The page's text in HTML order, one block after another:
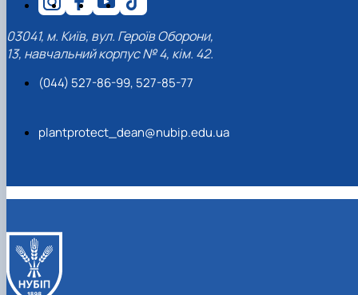
03041, м. Київ, вул. Героїв Оборони,
13, навчальний корпус № 4, кім. 42.
(044) 527-86-99, 527-85-77
plantprotect_dean@nubip.edu.ua